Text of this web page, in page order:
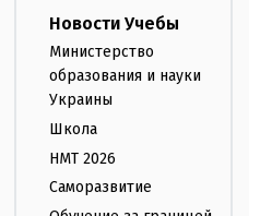
Новости Учебы
Министерство
образования и науки
Украины
Школа
НМТ 2026
Саморазвитие